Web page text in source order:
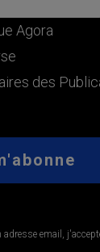
Agora
des
email,